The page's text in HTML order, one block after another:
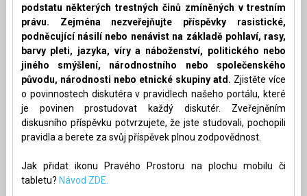
podstatu některých trestných činů zmíněných v trestním
právu. Zejména nezveřejňujte příspěvky rasistické,
podněcující násilí nebo nenávist na základě pohlaví, rasy,
barvy pleti, jazyka, víry a náboženství, politického nebo
jiného smýšlení, národnostního nebo společenského
původu, národnosti nebo etnické skupiny atd. Zjistěte více
o povinnostech diskutéra v pravidlech našeho portálu, které
je povinen prostudovat každý diskutér. Zveřejněním
diskusního příspěvku potvrzujete, že jste studovali, pochopili
pravidla a berete za svůj příspěvek plnou zodpovědnost.
Jak přidat ikonu Pravého Prostoru na plochu mobilu či
tabletu? Návod ZDE.